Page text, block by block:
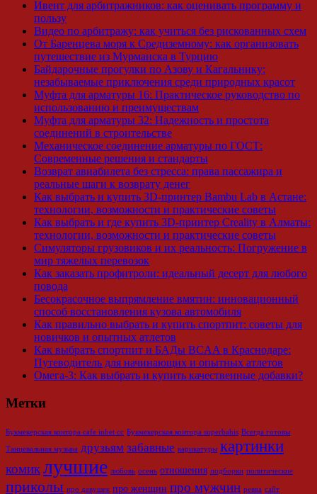
Ивент для арбитражников: как оценивать программу и
пользу
Видео по арбитражу: как учиться без рискованных схем
От Баренцева моря к Средиземному: как организовать
путешествие из Мурманска в Турцию
Байдарочные прогулки по Азову и Кагальнику:
незабываемые приключения среди природных красот
Муфта для арматуры 16: Практическое руководство по
использованию и преимуществам
Муфта для арматуры 32: Надежность и простота
соединений в строительстве
Механическое соединение арматуры по ГОСТ:
Современные решения и стандарты
Возврат авиабилета без стресса: права пассажира и
реальные шаги к возврату денег
Как выбрать и купить 3D-принтер Bambu Lab в Астане:
технологии, возможности и практические советы
Как выбрать и где купить 3D-принтер Creality в Алматы:
технологии, возможности и практические советы
Симуляторы грузовиков и их реальность: Погружение в
мир тяжелых перевозок
Как заказать профитроли: идеальный десерт для любого
повода
Бесокрасочное выпрямление вмятин: инновационный
способ восстановления кузова автомобиля
Как правильно выбрать и купить спортпит: советы для
новичков и опытных атлетов
Как выбрать спортпит и БАДы BCAA в Краснодаре:
Путеводитель для начинающих и опытных атлетов
Омега-3: Как выбрать и купить качественные добавки?
Метки
Букмекерская контора cafe inbet cc Букмекерская контора superbahis Всегда готовы
Танцевальная музыка друзьям забавные карикатуры картинки
комиклучшие любовь осень отношения подборки политические
приколы про девушек про женщин про мужчин ревва сайт